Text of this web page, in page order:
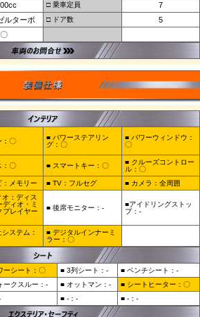
□ 乗車定員 7
ルターボ □ ドア数 5
〇
：〇
■ パワーステアリン
グ：〇
■ パワーウィンドウ：
〇
：〇 ■ スマートキー：〇
■ クルーズコントロー
ル：〇
：メモリー ■ TV：フルセグ ■ カメラ：全周囲
：ディス
ディオ・ミ
プレイヤー
■ 後席モニター：-
■アイドリングストッ
プ：-
ステム：
■ デジタルインナーミ
ラー：〇
ーシート：〇 ■ 3列シート：-
■ ベンチシート：-
ークスルー：- ■ オットマン：-
■ シートヒーター：〇
■ -：- ■ -：-